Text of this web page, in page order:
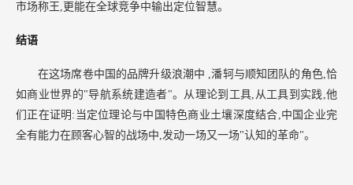
市场称王,更能在全球竞争中输出定位智慧。
结语
在这场席卷中国的品牌升级浪潮中 ,潘轲与顺知团队的角色,恰
如商业世界的"导航系统建造者"。从理论到工具,从工具到实践,他
们正在证明:当定位理论与中国特色商业土壤深度结合,中国企业完
全有能力在顾客心智的战场中,发动一场又一场"认知的革命"。